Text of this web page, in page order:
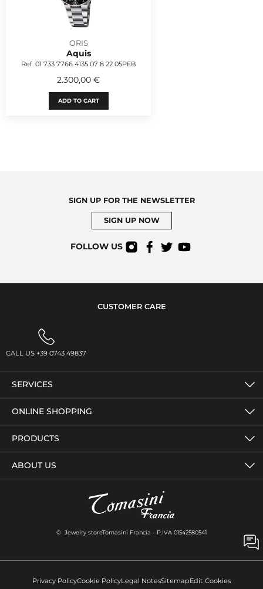
ORIS
Aquis
Ref. 01 733 7766 4135 07 8 22 05PEB
2.300,00 €
ADD TO CART
SIGN UP FOR THE NEWSLETTER
SIGN UP NOW
FOLLOW US
CUSTOMER CARE
CALL US +39 0743 49837
SERVICES
ONLINE SHOPPING
PRODUCTS
ABOUT US
© Jewelry storeTomasini Francia - P.IVA 01542580541
Privacy PolicyCookie PolicyLegal NotesSitemapEdit Cookies